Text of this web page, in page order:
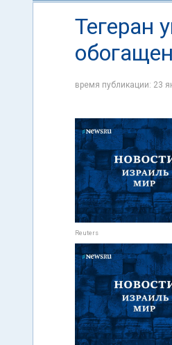
Тегеран
время публикации: 23
Reuters